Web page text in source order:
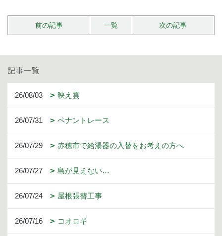
前の記事 一覧 次の記事
記事一覧
26/08/03 映え雲
26/07/31 ペナントレース
26/07/29 赤穂市で給湯器の入替をお考えの方へ
26/07/27 島が見えない…
26/07/24 屋根張替工事
26/07/16 コオロギ